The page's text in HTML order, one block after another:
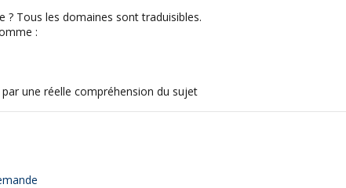
? Tous les domaines sont traduisibles.
:
par une réelle compréhension du sujet